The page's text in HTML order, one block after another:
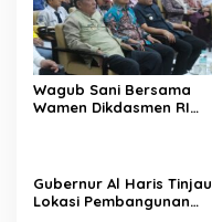
Wagub Sani Bersama
Wamen Dikdasmen RI
Pendidikan di Jambi
Gubernur Al Haris Tinjau
Lokasi Pembangunan